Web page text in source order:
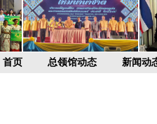
首页 总领馆动态 新闻动